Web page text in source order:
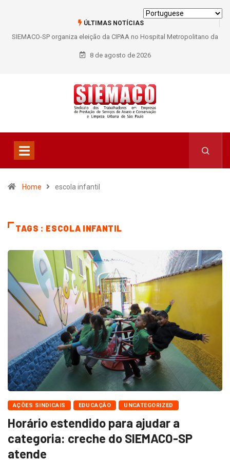
ÚLTIMAS NOTÍCIAS
SIEMACO-SP organiza eleição da CIPAA no Hospital Metropolitano da
Lapa e fortalece participação dos trabalhadores
8 de agosto de 2026
Home escola infantil
TAGS : ESCOLA INFANTIL
AÇÕES SINDICAIS EDUCAÇÃO UNCATEGORIZED
Horário estendido para ajudar a
categoria: creche do SIEMACO-SP
atende